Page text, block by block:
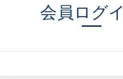
会員ログ